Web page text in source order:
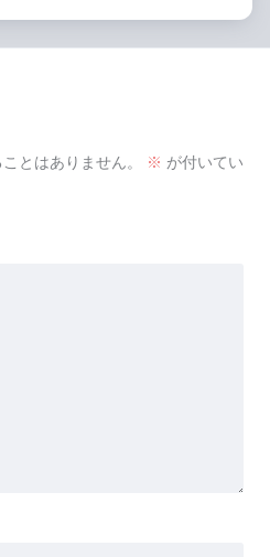
とはありません。 ※ が付いてい